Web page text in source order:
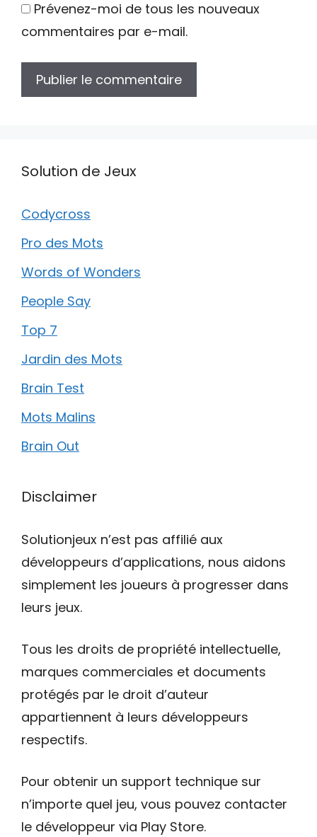
Prévenez-moi de tous les nouveaux
commentaires par e-mail.
Solution de Jeux
Codycross
Pro des Mots
Words of Wonders
People Say
Top 7
Jardin des Mots
Brain Test
Mots Malins
Brain Out
Disclaimer
Solutionjeux n’est pas affilié aux
développeurs d’applications, nous aidons
simplement les joueurs à progresser dans
leurs jeux.
Tous les droits de propriété intellectuelle,
marques commerciales et documents
protégés par le droit d’auteur
appartiennent à leurs développeurs
respectifs.
Pour obtenir un support technique sur
n’importe quel jeu, vous pouvez contacter
le développeur via Play Store.